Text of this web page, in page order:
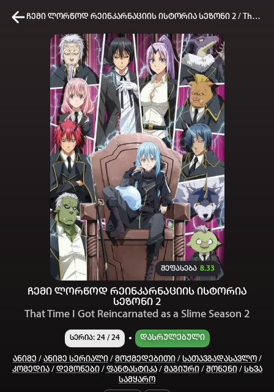
ჩემი ლორწოდ რეინკარნაციის ისტორია სეზონი 2 / That Time I Got Reincarnated as a Slime Season 2
კვირის ტოპ 3 მოძებნადი სიტყვა
one piece SOLO LEVELING my hero academia
თქვენი ძიების ისტორია
ისტორია ცარიელია
სრული ისტორიის გასუფთავება
შეფასება 8.33
ჩემი ლორწოდ რეინკარნაციის ისტორია
სეზონი 2
That Time I Got Reincarnated as a Slime Season 2
სერია: 24 / 24 Დასრულებული
Ანიმე / Ანიმე Სერიალი/ Მოქმედებითი/ Სათავგადასავლო/
Კომედია/ Დემონები/ Ფანტასტიკა/ Მაგიური/ Შონენი/ Სხვა
Სამყარო